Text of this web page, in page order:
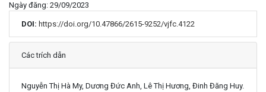
Ngày đăng: 29/09/2023
DOI: https://doi.org/10.47866/2615-9252/vjfc.4122
Chi tiết
Các trích dẫn
Nguyễn Thị Hà My, Dương Đức Anh, Lê Thị Hương, Đinh Đăng Huy.